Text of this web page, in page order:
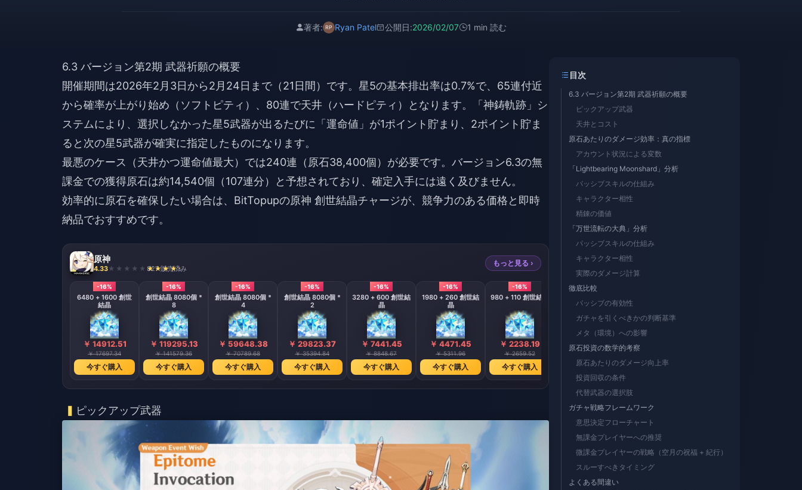
著者: Ryan Patel 公開日:2026/02/07 1 min 読む
6.3 バージョン第2期 武器祈願の概要
開催期間は2026年2月3日から2月24日まで（21日間）です。星5の基本排出率は0.7%で、65連付近
から確率が上がり始め（ソフトピティ）、80連で天井（ハードピティ）となります。「神鋳軌跡」シ
ステムにより、選択しなかった星5武器が出るたびに「運命値」が1ポイント貯まり、2ポイント貯ま
ると次の星5武器が確実に指定したものになります。
最悪のケース（天井かつ運命値最大）では240連（原石38,400個）が必要です。バージョン6.3の無
課金での獲得原石は約14,540個（107連分）と予想されており、確定入手には遠く及びません。
効率的に原石を確保したい場合は、BitTopupの原神 創世結晶チャージが、競争力のある価格と即時
納品でおすすめです。
原神
4.33 827 販売済み
もっと見る ›
-16%
6480 + 1600 創世
結晶
￥ 14912.51
￥ 17697.34
今すぐ購入
-16%
創世結晶 8080個 *
8
￥ 119295.13
￥ 141579.36
今すぐ購入
-16%
創世結晶 8080個 *
4
￥ 59648.38
￥ 70789.68
今すぐ購入
-16%
創世結晶 8080個 *
2
￥ 29823.37
￥ 35394.84
今すぐ購入
-16%
3280 + 600 創世結
晶
￥ 7441.45
￥ 8848.67
今すぐ購入
-16%
1980 + 260 創世結
晶
￥ 4471.45
￥ 5311.96
今すぐ購入
-16%
980 + 110 創世結晶
￥ 2238.19
￥ 2659.52
今すぐ購入
-15%
￥ 756.48
￥ 887.71
今すぐ購入 今すぐ購入
ピックアップ武器
目次
6.3 バージョン第2期 武器祈願の概要
ピックアップ武器
天井とコスト
原石あたりのダメージ効率：真の指標
アカウント状況による変数
「Lightbearing Moonshard」分析
パッシブスキルの仕組み
キャラクター相性
精錬の価値
「万世流転の大典」分析
パッシブスキルの仕組み
キャラクター相性
実際のダメージ計算
徹底比較
パッシブの有効性
ガチャを引くべきかの判断基準
メタ（環境）への影響
原石投資の数学的考察
原石あたりのダメージ向上率
投資回収の条件
代替武器の選択肢
ガチャ戦略フレームワーク
意思決定フローチャート
無課金プレイヤーへの推奨
微課金プレイヤーの戦略（空月の祝福 + 紀行）
スルーすべきタイミング
よくある間違い